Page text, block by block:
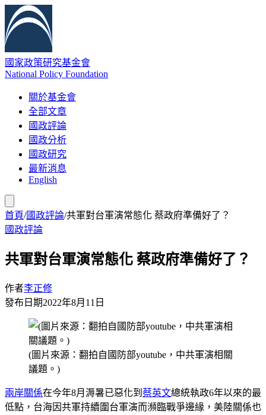
國家政策研究基金會
National Policy Foundation
關於基金會
全部文章
國政評論
國政分析
國政研究
最新消息
English
首頁/國政評論/共軍對台軍演常態化 蔡政府準備好了？
國政評論
共軍對台軍演常態化 蔡政府準備好了？
作者李正修
發布日期2022年8月11日
(圖片來源：翻拍自國防部youtube，中共軍演相關
議題。)
兩岸關係在今年8月溽暑已惡化到 蔡英文總統執政6年以來的最
低點，台海因共軍持續圍台軍演而瀕臨戰爭邊緣，美陸關係也